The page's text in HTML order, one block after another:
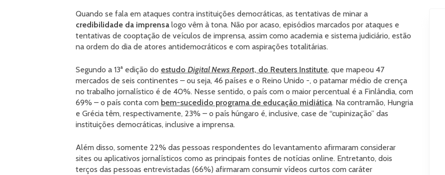
Quando se fala em ataques contra instituições democráticas, as tentativas de minar a
credibilidade da imprensa logo vêm à tona. Não por acaso, episódios marcados por ataques e
tentativas de cooptação de veículos de imprensa, assim como academia e sistema judiciário, estão
na ordem do dia de atores antidemocráticos e com aspirações totalitárias.
Segundo a 13ª edição do estudo Digital News Report, do Reuters Institute, que mapeou 47
mercados de seis continentes – ou seja, 46 países e o Reino Unido -, o patamar médio de crença
no trabalho jornalístico é de 40%. Nesse sentido, o país com o maior percentual é a Finlândia, com
69% – o país conta com bem-sucedido programa de educação midiática. Na contramão, Hungria
e Grécia têm, respectivamente, 23% – o país húngaro é, inclusive, case de “cupinização” das
instituições democráticas, inclusive a imprensa.
Além disso, somente 22% das pessoas respondentes do levantamento afirmaram considerar
sites ou aplicativos jornalísticos como as principais fontes de notícias online. Entretanto, dois
terços das pessoas entrevistadas (66%) afirmaram consumir vídeos curtos com caráter